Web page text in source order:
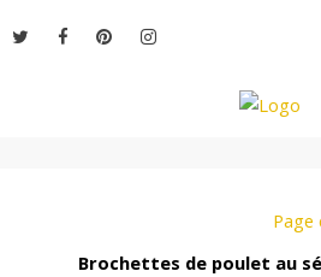
au
Page
Brochettes de poulet au